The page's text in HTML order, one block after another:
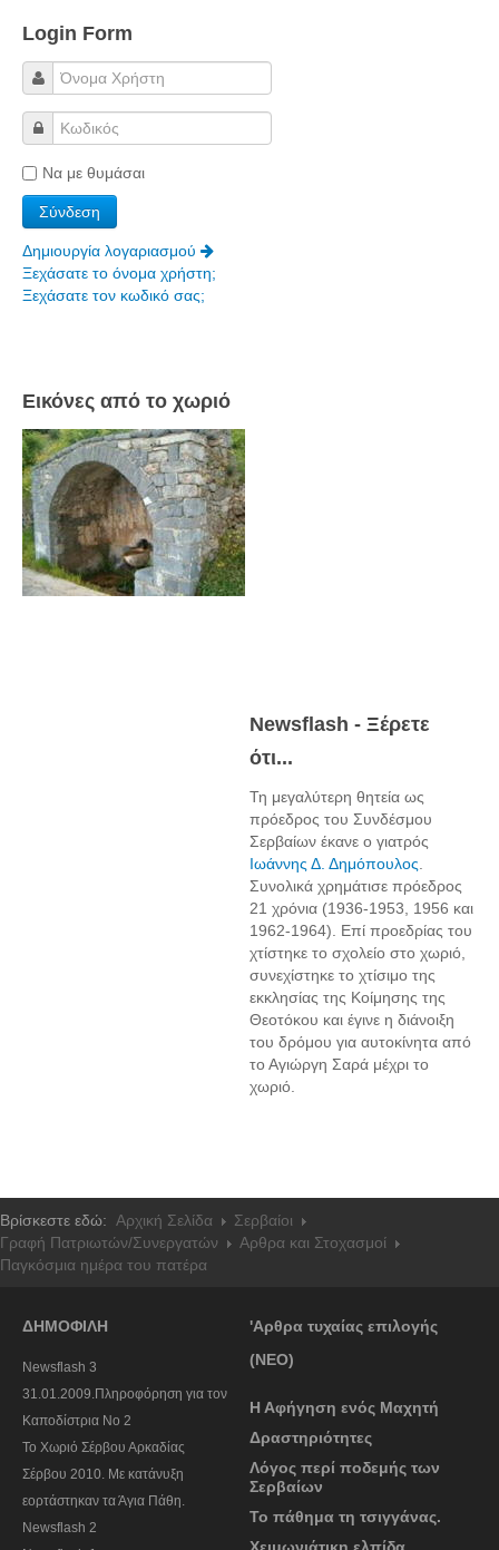
Login Form
Να με θυμάσαι
Δημιουργία λογαριασμού
Ξεχάσατε το όνομα χρήστη;
Ξεχάσατε τον κωδικό σας;
Εικόνες από το χωριό
Newsflash - Ξέρετε
ότι...
Τη μεγαλύτερη θητεία ως
πρόεδρος του Συνδέσμου
Σερβαίων έκανε ο γιατρός
Ιωάννης Δ. Δημόπουλος.
Συνολικά χρημάτισε πρόεδρος
21 χρόνια (1936-1953, 1956 και
1962-1964). Επί προεδρίας του
χτίστηκε το σχολείο στο χωριό,
συνεχίστηκε το χτίσιμο της
εκκλησίας της Κοίμησης της
Θεοτόκου και έγινε η διάνοιξη
του δρόμου για αυτοκίνητα από
το Αγιώργη Σαρά μέχρι το
χωριό.
Βρίσκεστε εδώ: Αρχική Σελίδα
Σερβαίοι
Γραφή Πατριωτών/Συνεργατών
Αρθρα και Στοχασμοί
Παγκόσμια ημέρα του πατέρα
ΔΗΜΟΦΙΛΗ
Newsflash 3
31.01.2009.Πληροφόρηση για τον
Καποδίστρια Νο 2
To Χωριό Σέρβου Αρκαδίας
Σέρβου 2010. Με κατάνυξη
εορτάστηκαν τα Άγια Πάθη.
Newsflash 2
'Αρθρα τυχαίας επιλογής
(ΝΕΟ)
Η Αφήγηση ενός Μαχητή
Δραστηριότητες
Λόγος περί ποδεμής των
Σερβαίων
Το πάθημα τη τσιγγάνας.